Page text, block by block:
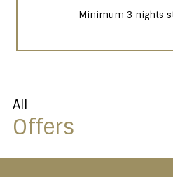
Minimum 3 nights
All
Offers